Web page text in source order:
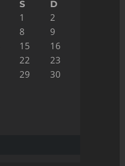
S D
1
2
8
9
15
16
22
23
29
30